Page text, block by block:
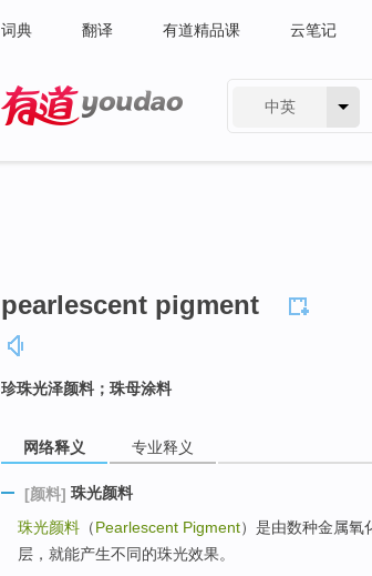
词典 翻译 有道精品课 云笔记
中英
pearlescent pigment
珍珠光泽颜料；珠母涂料
网络释义 专业释义
[颜料] 珠光颜料
珠光颜料 （Pearlescent Pigment）是由数种金属氧
层，就能产生不同的珠光效果。